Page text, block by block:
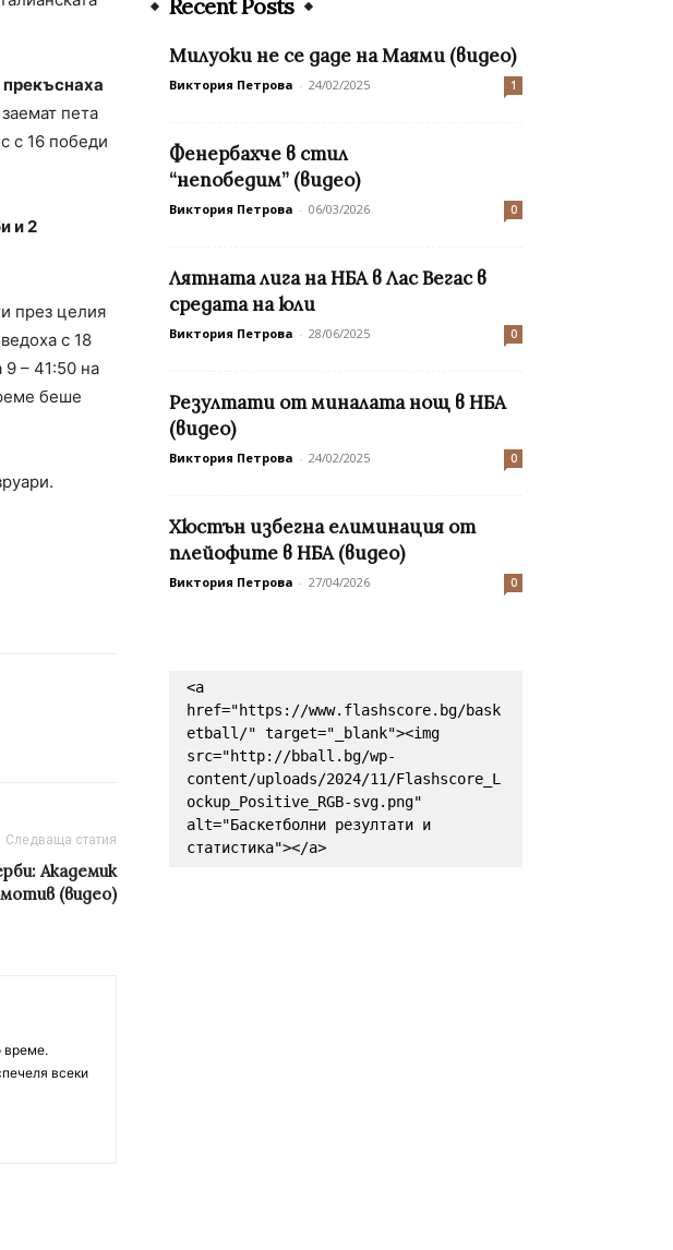
пета
с 16 победи
и 2
през целия
с 18
– 41:50 на
беше
Следваща статия
Академик
(видео)
време.
всеки
Recent Posts
Mилуоки не се даде на Маями (видео)
Виктория Петрова - 24/02/2025 1
Фенербахче в стил
“непобедим” (видео)
Виктория Петрова - 06/03/2026 0
Лятната лига на НБА в Лас Вегас в
средата на юли
Виктория Петрова - 28/06/2025 0
Резултати от миналата нощ в НБА
(видео)
Виктория Петрова - 24/02/2025 0
Хюстън избегна елиминация oт
плейофите в НБА (видео)
Виктория Петрова - 27/04/2026 0
<a
href="https://www.flashscore.bg/bask
etball/" target="_blank"><img
src="http://bball.bg/wp-
content/uploads/2024/11/Flashscore_L
ockup_Positive_RGB-svg.png"
alt="Баскетболни резултати и
статистика"></a>